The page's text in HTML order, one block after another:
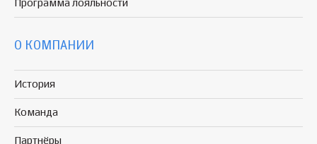
Программа лояльности
О КОМПАНИИ
История
Команда
Партнёры